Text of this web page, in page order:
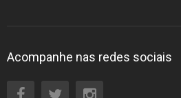
Acompanhe nas redes sociais